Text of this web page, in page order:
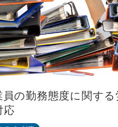
員の勤務態度に関す
応